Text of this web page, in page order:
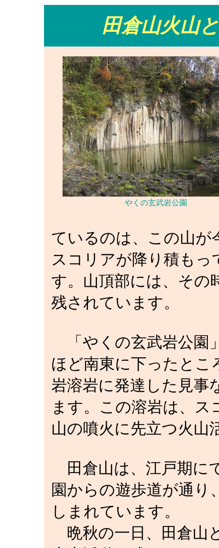
田倉山火山
やくの玄武岩公園
ているのは、この山が
スコリアが降り積も
す。山頂部には、その
残されています。
「やくの玄武岩公園
ほど南東に下ったとこ
岩溶岩に発達した見事
ます。この溶岩は、
山の噴火に先立つ火山
田倉山は、江戸期に
園からの遊歩道が通
しまれています。
晩秋の一日、田倉山